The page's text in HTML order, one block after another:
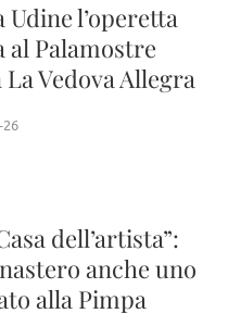
l’operetta
al Palamostre
Vedova Allegra
26
dell’artista”:
anche uno
alla Pimpa